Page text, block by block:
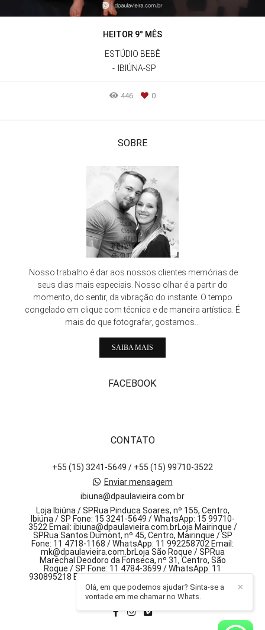
HEITOR 9° MÊS
ESTÚDIO BEBÊ
IBIÚNA-SP
446 0
SOBRE
Nosso trabalho é dar aos nossos clientes memórias de
seus dias mais especiais. Nosso olhar é a partir do
momento, do sentir, da vibração do instante. O tempo
congelado em clique com técnica e de maneira artística. É
mais do que fotografar, gostamos...
SAIBA MAIS
FACEBOOK
CONTATO
+55 (15) 3241-5649 / +55 (15) 99710-3522
Enviar mensagem
ibiuna@dpaulavieira.com.br
Loja Ibiúna / SPRua Pinduca Soares, nº 155, Centro,
Ibiúna / SP Fone: 15 3241-5649 / WhatsApp: 15 99710-
3522 Email: ibiuna@dpaulavieira.com.brLoja Mairinque /
SPRua Santos Dumont, nº 45, Centro, Mairinque / SP
Fone: 11 4718-1168 / WhatsApp: 11 992258702 Email:
mk@dpaulavieira.com.brLoja São Roque / SPRua
Marechal Deodoro da Fonseca, nº 31, Centro, São
Roque / SP Fone: 11 4784-3699 / WhatsApp: 11
930895218 Email: sr@dpaulavieira.com.br, 155 - centro
Ibiúna / SP
✕
Olá, em que podemos ajudar? Sinta-se a
vontade em me chamar no Whats.